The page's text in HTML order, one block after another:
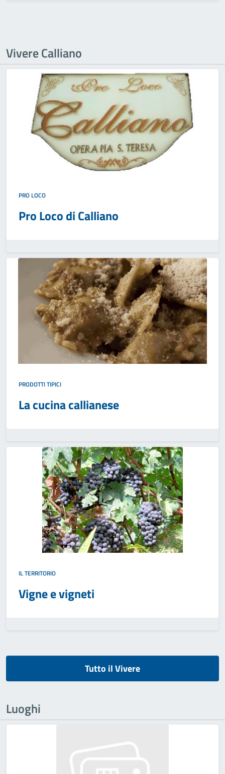
Vivere Calliano
PRO LOCO
Pro Loco di Calliano
PRODOTTI TIPICI
La cucina callianese
IL TERRITORIO
Vigne e vigneti
Tutto il Vivere
Luoghi